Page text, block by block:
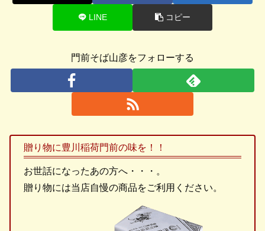
LINE コピー
門前そば山彦をフォローする
贈り物に豊川稲荷門前の味を！！
お世話になったあの方へ・・・。
贈り物には当店自慢の商品をご利用ください。